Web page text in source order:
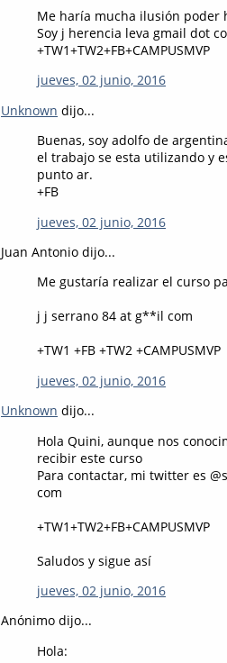
Me haría mucha ilusión poder
Soy j herencia leva gmail dot
+TW1+TW2+FB+CAMPUSMVP
jueves, 02 junio, 2016
Unknown dijo...
Buenas, soy adolfo de
el trabajo se esta utilizando y
punto ar.
+FB
jueves, 02 junio, 2016
Juan Antonio dijo...
Me gustaría realizar el curso
j j serrano 84 at g**il com
+TW1 +FB +TW2 +CAMPUSMVP
jueves, 02 junio, 2016
Unknown dijo...
Hola Quini, aunque nos
recibir este curso
Para contactar, mi twitter es
com
+TW1+TW2+FB+CAMPUSMVP
Saludos y sigue así
jueves, 02 junio, 2016
Anónimo dijo...
Hola: